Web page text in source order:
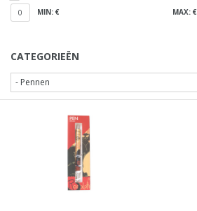
0 MIN: € MAX: €
CATEGORIEËN